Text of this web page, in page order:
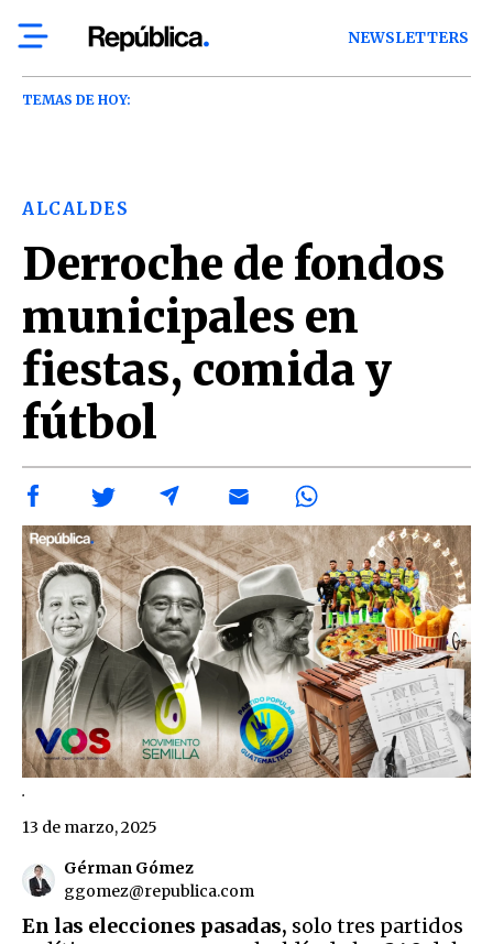
NEWSLETTERS
TEMAS DE HOY:
ALCALDES
Derroche de fondos
municipales en
fiestas, comida y
fútbol
.
Gérman Gómez
ggomez@republica.com
13 de marzo, 2025
En las elecciones pasadas, solo tres partidos